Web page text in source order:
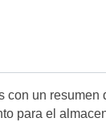
un resumen
para el